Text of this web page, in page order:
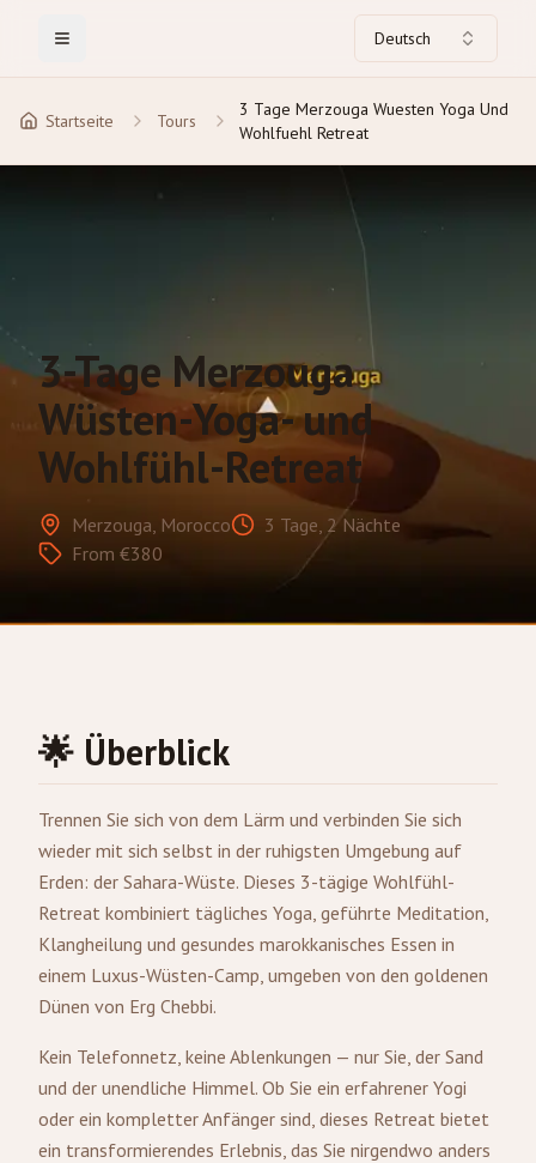
Toggle Menu Deutsch
Startseite Tours
3 Tage Merzouga Wuesten Yoga Und
Wohlfuehl Retreat
3-Tage Merzouga
Wüsten-Yoga- und
Wohlfühl-Retreat
Merzouga, Morocco
3 Tage, 2 Nächte
From €380
🌟 Überblick
Trennen Sie sich von dem Lärm und verbinden Sie sich
wieder mit sich selbst in der ruhigsten Umgebung auf
Erden: der Sahara-Wüste. Dieses 3-tägige Wohlfühl-
Retreat kombiniert tägliches Yoga, geführte Meditation,
Klangheilung und gesundes marokkanisches Essen in
einem Luxus-Wüsten-Camp, umgeben von den goldenen
Dünen von Erg Chebbi.
Kein Telefonnetz, keine Ablenkungen — nur Sie, der Sand
und der unendliche Himmel. Ob Sie ein erfahrener Yogi
oder ein kompletter Anfänger sind, dieses Retreat bietet
ein transformierendes Erlebnis, das Sie nirgendwo anders